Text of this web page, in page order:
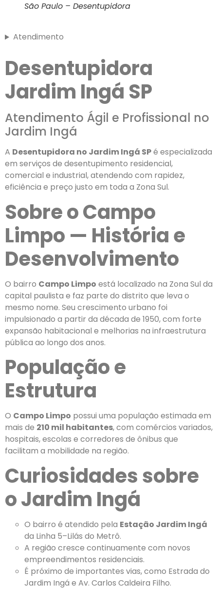
São Paulo – Desentupidora
Atendimento
Desentupidora
Jardim Ingá SP
Atendimento Ágil e Profissional no
Jardim Ingá
A Desentupidora no Jardim Ingá SPé especializada
em serviços de desentupimento residencial,
comercial e industrial, atendendo com rapidez,
eficiência e preço justo em toda a Zona Sul.
Sobre o Campo
Limpo — História e
Desenvolvimento
O bairro Campo Limpo está localizado na Zona Sul da
capital paulista e faz parte do distrito que leva o
mesmo nome. Seu crescimento urbano foi
impulsionado a partir da década de 1950, com forte
expansão habitacional e melhorias na infraestrutura
pública ao longo dos anos.
População e
Estrutura
O Campo Limpo possui uma população estimada em
mais de 210 mil habitantes, com comércios variados,
hospitais, escolas e corredores de ônibus que
facilitam a mobilidade na região.
Curiosidades sobre
o Jardim Ingá
O bairro é atendido pela Estação Jardim Ingá
da Linha 5–Lilás do Metrô.
A região cresce continuamente com novos
empreendimentos residenciais.
É próximo de importantes vias, como Estrada do
Jardim Ingá e Av. Carlos Caldeira Filho.